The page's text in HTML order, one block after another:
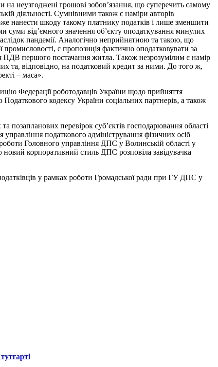
на неузгоджені грошові зобов’язання, що суперечить самому
діяльності. Сумнівними також є наміри авторів
нанести шкоду такому платнику податків і лише зменшити
від’ємного значення об’єкту оподаткування минулих
пандемії. Аналогічно неприйнятною та такою, що
промисловості, є пропозиція фактично оподатковувати за
ПДВ першого постачання житла. Також незрозумілим є намір
та, відповідно, на податковий кредит за ними. До того ж,
– маса».
Федерації роботодавців України щодо прийняття
кодексу України соціальних партнерів, а також
позапланових перевірок суб’єктів господарювання області
податкового адміністрування фізичних осіб
Головного управління ДПС у Волинській області у
новий корпоративний стиль ДПС розповіла завідувачка
у рамках роботи Громадської ради при ГУ ДПС у